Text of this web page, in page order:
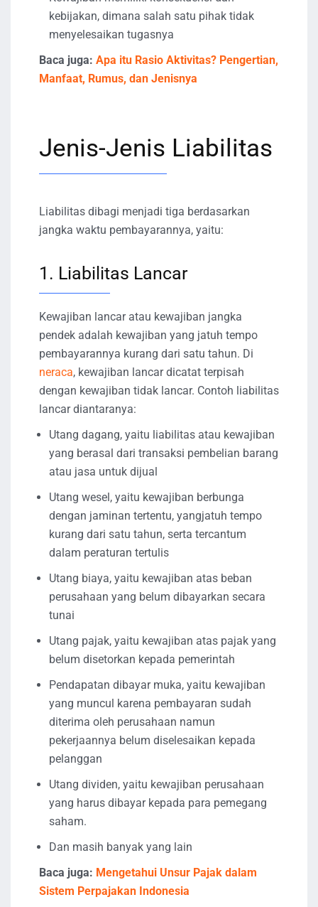
kebijakan, dimana salah satu pihak tidak
menyelesaikan tugasnya
Baca juga: Apa itu Rasio Aktivitas? Pengertian,
Manfaat, Rumus, dan Jenisnya
Jenis-Jenis Liabilitas
Liabilitas dibagi menjadi tiga berdasarkan
jangka waktu pembayarannya, yaitu:
1. Liabilitas Lancar
Kewajiban lancar atau kewajiban jangka
pendek adalah kewajiban yang jatuh tempo
pembayarannya kurang dari satu tahun. Di
neraca, kewajiban lancar dicatat terpisah
dengan kewajiban tidak lancar. Contoh liabilitas
lancar diantaranya:
Utang dagang, yaitu liabilitas atau kewajiban
yang berasal dari transaksi pembelian barang
atau jasa untuk dijual
Utang wesel, yaitu kewajiban berbunga
dengan jaminan tertentu, yangjatuh tempo
kurang dari satu tahun, serta tercantum
dalam peraturan tertulis
Utang biaya, yaitu kewajiban atas beban
perusahaan yang belum dibayarkan secara
tunai
Utang pajak, yaitu kewajiban atas pajak yang
belum disetorkan kepada pemerintah
Pendapatan dibayar muka, yaitu kewajiban
yang muncul karena pembayaran sudah
diterima oleh perusahaan namun
pekerjaannya belum diselesaikan kepada
pelanggan
Utang dividen, yaitu kewajiban perusahaan
yang harus dibayar kepada para pemegang
saham.
Dan masih banyak yang lain
Baca juga: Mengetahui Unsur Pajak dalam
Sistem Perpajakan Indonesia